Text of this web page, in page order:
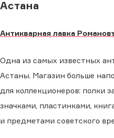
Астана
Антикварная лавка
Одна из самых известных
Астаны. Магазин больше
для коллекционеров: полки
значками, пластинками,
и предметами советского